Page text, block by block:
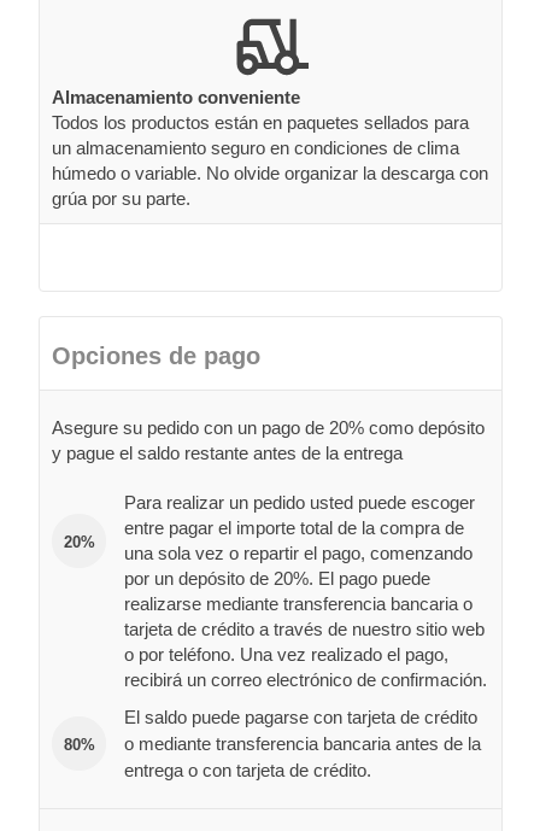
Almacenamiento conveniente
Todos los productos están en paquetes sellados para
un almacenamiento seguro en condiciones de clima
húmedo o variable. No olvide organizar la descarga con
grúa por su parte.
Opciones de pago
Asegure su pedido con un pago de 20% como depósito
y pague el saldo restante antes de la entrega
20%
Para realizar un pedido usted puede escoger
entre pagar el importe total de la compra de
una sola vez o repartir el pago, comenzando
por un depósito de 20%. El pago puede
realizarse mediante transferencia bancaria o
tarjeta de crédito a través de nuestro sitio web
o por teléfono. Una vez realizado el pago,
recibirá un correo electrónico de confirmación.
80%
El saldo puede pagarse con tarjeta de crédito
o mediante transferencia bancaria antes de la
entrega o con tarjeta de crédito.